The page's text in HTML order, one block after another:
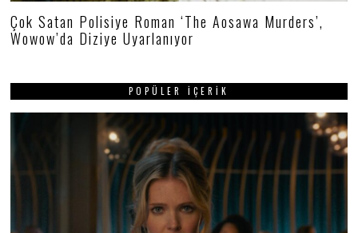
Çok Satan Polisiye Roman ‘The Aosawa Murders’,
Wowow’da Diziye Uyarlanıyor
POPÜLER İÇERIK